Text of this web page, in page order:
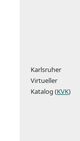
Karlsruher
Virtueller
Katalog (KVK)